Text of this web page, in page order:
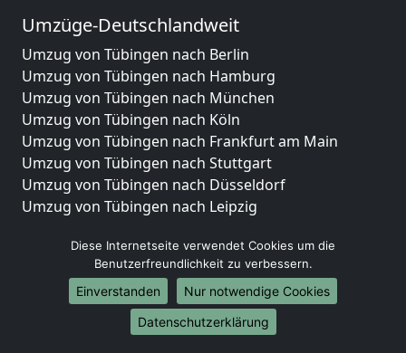
Umzüge-Deutschlandweit
Umzug von Tübingen nach Berlin
Umzug von Tübingen nach Hamburg
Umzug von Tübingen nach München
Umzug von Tübingen nach Köln
Umzug von Tübingen nach Frankfurt am Main
Umzug von Tübingen nach Stuttgart
Umzug von Tübingen nach Düsseldorf
Umzug von Tübingen nach Leipzig
Umzug von Tübingen nach Essen
Umzug von Tübingen nach Bremen
Umzug von Tübingen nach Dresden
Umzug von Tübingen nach Hannover
Umzug von Tübingen nach Nürnberg
Diese Internetseite verwendet Cookies um die
Benutzerfreundlichkeit zu verbessern.
Einverstanden
Nur notwendige Cookies
Datenschutzerklärung